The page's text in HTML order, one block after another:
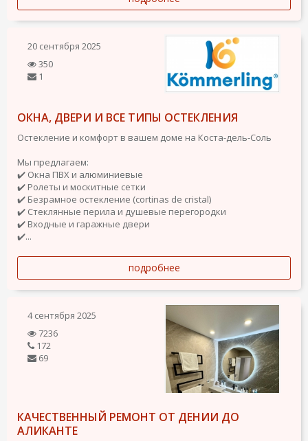
20 сентября 2025
350
1
ОКНА, ДВЕРИ И ВСЕ ТИПЫ ОСТЕКЛЕНИЯ
Остекление и комфорт в вашем доме на Коста-дель-Соль
Мы предлагаем:
✔️ Окна ПВХ и алюминиевые
✔️ Ролеты и москитные сетки
✔️ Безрамное остекление (cortinas de cristal)
✔️ Стеклянные перила и душевые перегородки
✔️ Входные и гаражные двери
✔️...
подробнее
4 сентября 2025
7236
172
69
КАЧЕСТВЕННЫЙ РЕМОНТ ОТ ДЕНИИ ДО
АЛИКАНТЕ